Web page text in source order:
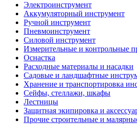
Электроинструмент
Аккумуляторный инструмент
Ручной инструмент
Пневмоинструмент
Силовой инструмент
Измерительные и контрольные
Оснастка
Расходные материалы и насадки
Садовые и ландшафтные
Хранение и транспортировка
Сейфы, стеллажи, шкафы
Лестницы
Защитная экипировка и
Прочие строительные и